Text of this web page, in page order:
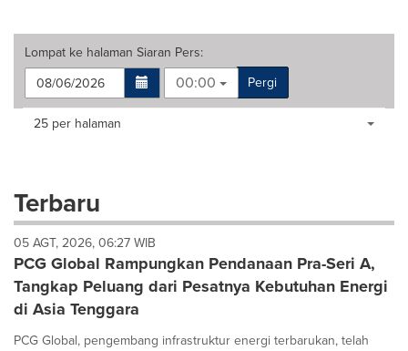
Lompat ke halaman Siaran Pers:
00:00
Pergi
Making
dropdown
will
cause
content
on
this
page
to
Items per page:
25 per halaman
Terbaru
05 AGT, 2026, 06:27 WIB
PCG Global Rampungkan Pendanaan Pra-Seri A,
Tangkap Peluang dari Pesatnya Kebutuhan Energi
di Asia Tenggara
PCG Global, pengembang infrastruktur energi terbarukan, telah